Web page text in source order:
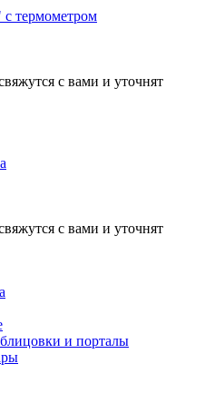
термометром
с вами и уточнят
с вами и уточнят
и порталы